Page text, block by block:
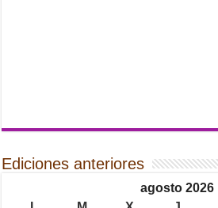
Ediciones anteriores
agosto 2026